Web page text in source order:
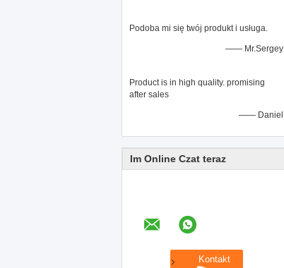
Podoba mi się twój produkt i usługa.
—— Mr.Sergey
Product is in high quality. promising
after sales
—— Daniel
Im Online Czat teraz